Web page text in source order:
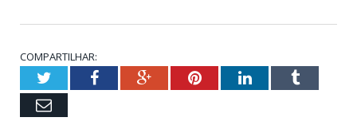
COMPARTILHAR:
TwitterFacebookGoogle+PinterestLinkedInTumblr
Email